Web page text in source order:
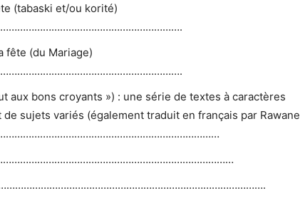
(tabaski et/ou korité)
fête (du Mariage)
aux bons croyants ») : une série de textes à caractères
sujets variés (également traduit en français par Rawane